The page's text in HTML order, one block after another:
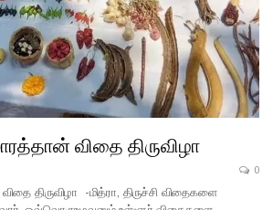
விதை திருவிழா
0
திருவிழா -மித்ரா, திருச்சி விதைகளை